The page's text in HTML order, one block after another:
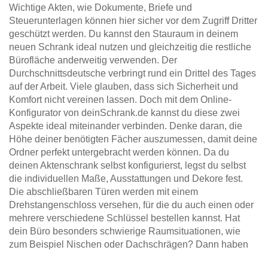
Wichtige Akten, wie Dokumente, Briefe und
Steuerunterlagen können hier sicher vor dem Zugriff Dritter
geschützt werden. Du kannst den Stauraum in deinem
neuen Schrank ideal nutzen und gleichzeitig die restliche
Bürofläche anderweitig verwenden. Der
Durchschnittsdeutsche verbringt rund ein Drittel des Tages
auf der Arbeit. Viele glauben, dass sich Sicherheit und
Komfort nicht vereinen lassen. Doch mit dem Online-
Konfigurator von deinSchrank.de kannst du diese zwei
Aspekte ideal miteinander verbinden. Denke daran, die
Höhe deiner benötigten Fächer auszumessen, damit deine
Ordner perfekt untergebracht werden können. Da du
deinen Aktenschrank selbst konfigurierst, legst du selbst
die individuellen Maße, Ausstattungen und Dekore fest.
Die abschließbaren Türen werden mit einem
Drehstangenschloss versehen, für die du auch einen oder
mehrere verschiedene Schlüssel bestellen kannst. Hat
dein Büro besonders schwierige Raumsituationen, wie
zum Beispiel Nischen oder Dachschrägen? Dann haben